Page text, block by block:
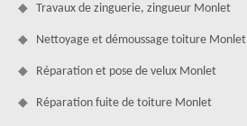
Travaux de zinguerie, zingueur Monlet
Nettoyage et démoussage toiture Monlet
Réparation et pose de velux Monlet
Réparation fuite de toiture Monlet